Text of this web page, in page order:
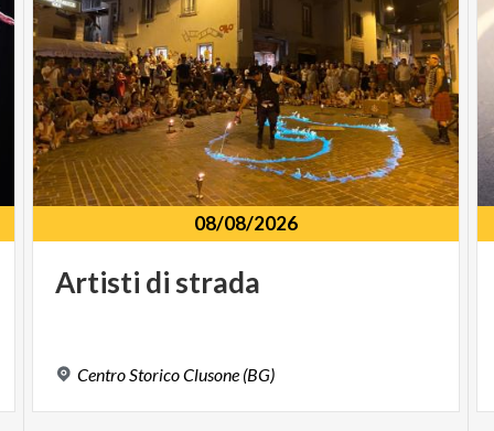
08/08/2026
Artisti di strada
Centro StoricoClusone (BG)